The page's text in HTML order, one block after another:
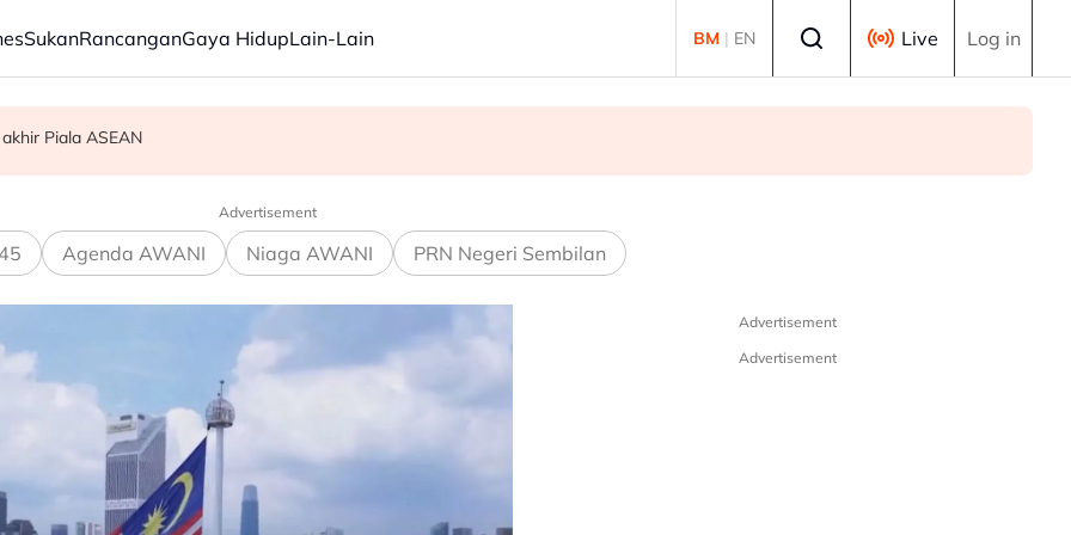
SukanRancanganGaya HidupLain-Lain BM | EN Live Log in
ikanPiala ASEAN
Advertisement
Agenda AWANI Niaga AWANI PRN Negeri Sembilan
Advertisement
Advertisement